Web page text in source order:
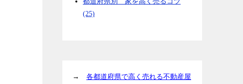
(25)
→ 各都道府県で高く売れる不動産屋